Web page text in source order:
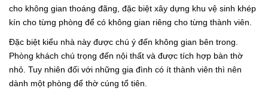
cho không gian thoáng đãng, đặc biệt xây dựng khu vệ sinh khép
kín cho từng phòng để có không gian riêng cho từng thành viên.
Đặc biệt kiểu nhà này được chú ý đến không gian bên trong.
Phòng khách chú trọng đến nội thất và được tích hợp bàn thờ
nhỏ. Tuy nhiên đối với những gia đình có ít thành viên thì nên
dành một phòng để thờ cúng tổ tiên.